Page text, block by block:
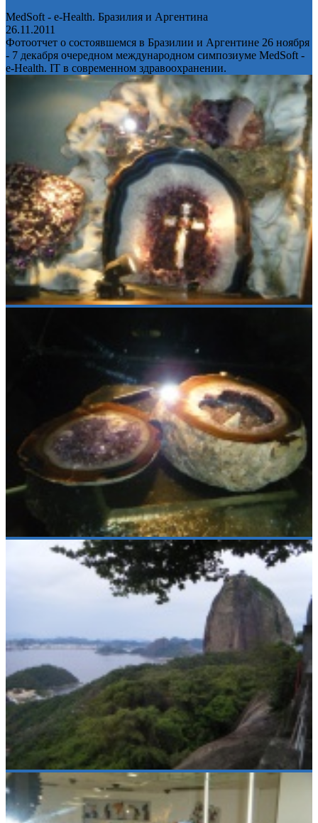
MedSoft - e-Health. Бразилия и Аргентина
26.11.2011
Фотоотчет о состоявшемся в Бразилии и Аргентине 26 ноября
- 7 декабря очередном международном симпозиуме MedSoft -
e-Health. IT в современном здравоохранении.